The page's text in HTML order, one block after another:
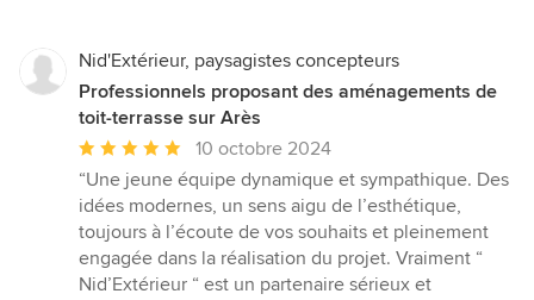
Nid'Extérieur, paysagistes concepteurs
Professionnels proposant des aménagements de
toit-terrasse sur Arès
Note
moyenne
:
5
étoiles
sur
10 octobre 2024
“Une jeune équipe dynamique et sympathique. Des
idées modernes, un sens aigu de l’esthétique,
toujours à l’écoute de vos souhaits et pleinement
engagée dans la réalisation du projet. Vraiment “
Nid’Extérieur “ est un partenaire sérieux et